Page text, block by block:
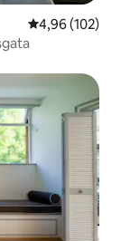
4,96 av 5 i
4,96 (102)